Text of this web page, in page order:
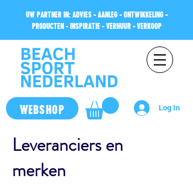
UW PARTNER IN: ADVIES - AANLEG - ONTWIKKELING -
PRODUCTEN - INSPIRATIE - VERHUUR - VERKOOP
WEBSHOP Log In
Leveranciers en
merken